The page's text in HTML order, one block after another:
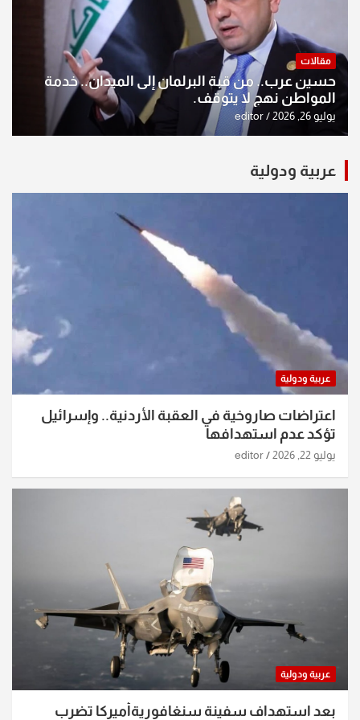
مقالات
حسين عرب.. من قبة البرلمان إلى الميدان.. خدمة
المواطن نهج لا يتوقف.
يوليو 26, 2026 editor
عربية ودولية
عربية ودولية
اعتراضات صاروخية في العقبة الأردنية.. وإسرائيل
تؤكد عدم استهدافها
يوليو 22, 2026 editor
عربية ودولية
بعد استهداف سفينة سنغافوريةأميركا تضرب